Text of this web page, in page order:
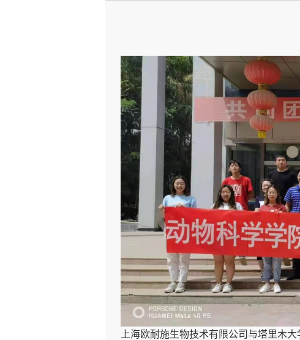
上海欧耐施生物技术有限公司与塔里木大